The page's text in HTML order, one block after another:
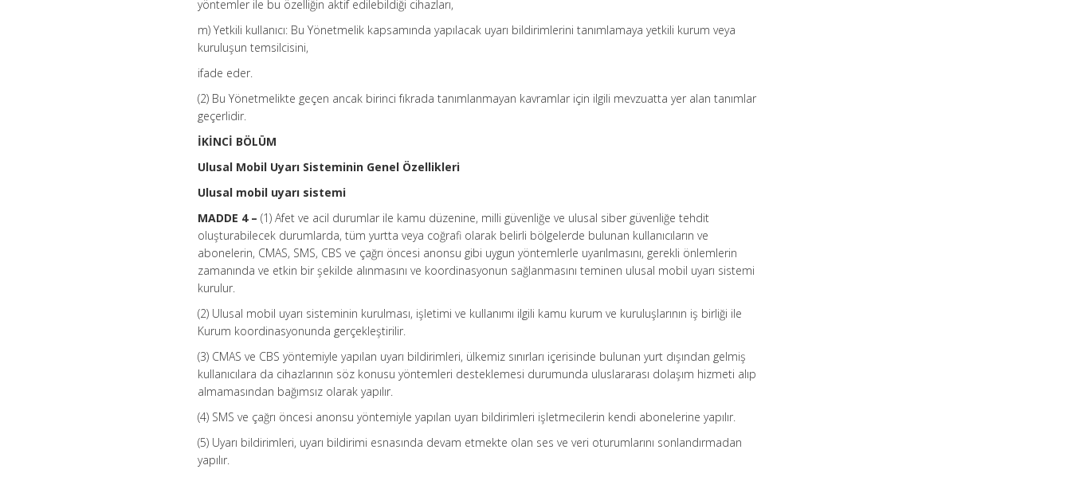
yöntemler ile bu özelliğin aktif edilebildiği cihazları,
m) Yetkili kullanıcı: Bu Yönetmelik kapsamında yapılacak uyarı bildirimlerini tanımlamaya yetkili kurum veya
kuruluşun temsilcisini,
ifade eder.
(2) Bu Yönetmelikte geçen ancak birinci fıkrada tanımlanmayan kavramlar için ilgili mevzuatta yer alan tanımlar
geçerlidir.
İKİNCİ BÖLÜM
Ulusal Mobil Uyarı Sisteminin Genel Özellikleri
Ulusal mobil uyarı sistemi
MADDE 4 – (1) Afet ve acil durumlar ile kamu düzenine, milli güvenliğe ve ulusal siber güvenliğe tehdit
oluşturabilecek durumlarda, tüm yurtta veya coğrafi olarak belirli bölgelerde bulunan kullanıcıların ve
abonelerin, CMAS, SMS, CBS ve çağrı öncesi anonsu gibi uygun yöntemlerle uyarılmasını, gerekli önlemlerin
zamanında ve etkin bir şekilde alınmasını ve koordinasyonun sağlanmasını teminen ulusal mobil uyarı sistemi
kurulur.
(2) Ulusal mobil uyarı sisteminin kurulması, işletimi ve kullanımı ilgili kamu kurum ve kuruluşlarının iş birliği ile
Kurum koordinasyonunda gerçekleştirilir.
(3) CMAS ve CBS yöntemiyle yapılan uyarı bildirimleri, ülkemiz sınırları içerisinde bulunan yurt dışından gelmiş
kullanıcılara da cihazlarının söz konusu yöntemleri desteklemesi durumunda uluslararası dolaşım hizmeti alıp
almamasından bağımsız olarak yapılır.
(4) SMS ve çağrı öncesi anonsu yöntemiyle yapılan uyarı bildirimleri işletmecilerin kendi abonelerine yapılır.
(5) Uyarı bildirimleri, uyarı bildirimi esnasında devam etmekte olan ses ve veri oturumlarını sonlandırmadan
yapılır.